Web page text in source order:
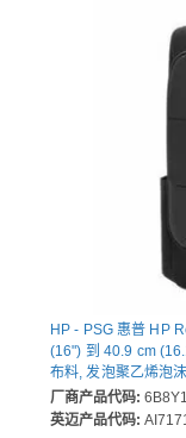
HP - PSG 惠普 HP
(16") 到 40.9 cm
布料, 发泡聚乙烯泡
Capacity
厂商产品代码:
英迈产品代码: